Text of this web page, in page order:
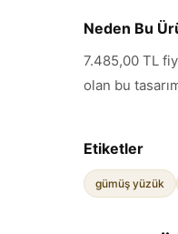
Neden Bu
7.485,00 TL
olan bu
Etiketler
gümüş yüzük